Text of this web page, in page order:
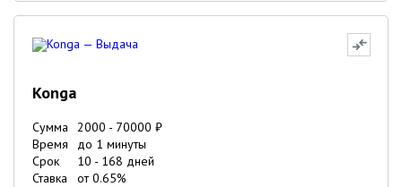
Konga
Сумма 2000 - 70000 ₽
Время
до 1 минуты
Срок
10 - 168 дней
Ставка
от0.65%